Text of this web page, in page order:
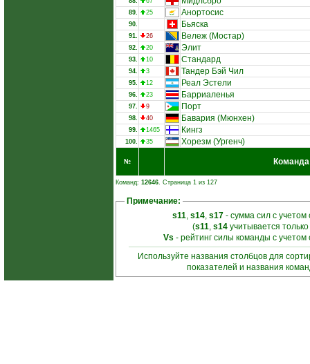
89. 25 Анортосис
90. Бьяска
91. 26 Вележ (Мостар)
92. 20 Элит
93. 10 Стандард
94. 3 Тандер Бэй Чил
95. 12 Реал Эстели
96. 23 Барриаленья
97. 9 Порт
98. 40 Бавария (Мюнхен)
99. 1465 Кингз
100. 35 Хорезм (Ургенч)
№ Команда
Команд: 12646. Страница 1 из 127
Примечание:
s11, s14, s17- сумма сил с учетом
(s11, s14 учитывается
Vs - рейтинг силы команды с
Используйте названия столбцов для
показателей и названия